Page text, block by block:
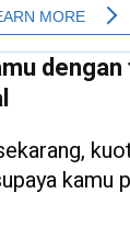
kamu